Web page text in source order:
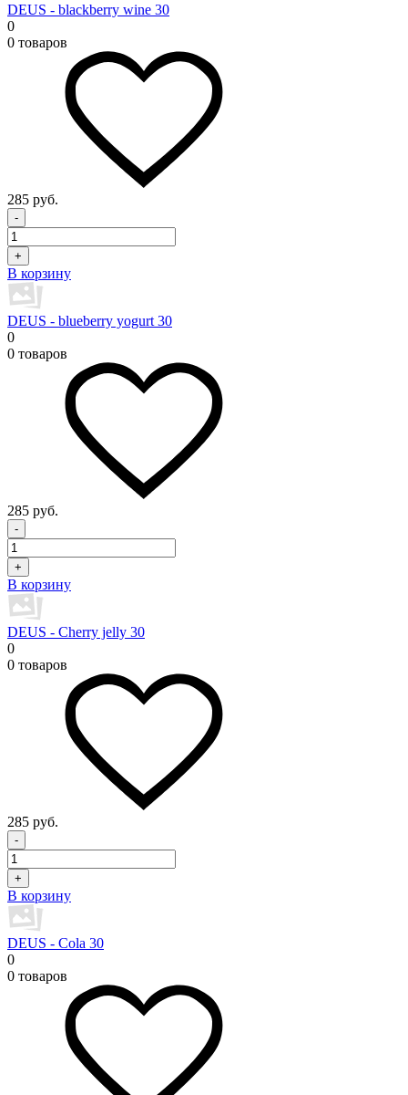
DEUS - blackberry wine 30
0
0 товаров
285 руб.
-
+
В корзину
DEUS - blueberry yogurt 30
0
0 товаров
285 руб.
-
+
В корзину
DEUS - Cherry jelly 30
0
0 товаров
285 руб.
-
+
В корзину
DEUS - Cola 30
0
0 товаров